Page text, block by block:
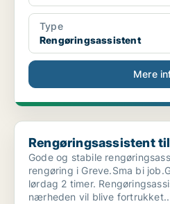
Type
Rengøringsassistent
Mere
Rengøringsassistent til kontor i
Rengøringsassistent
Gode og stabile
rengøring i Greve.Sma bi
lørdag 2 timer.
nærheden vil blive fortrukket..